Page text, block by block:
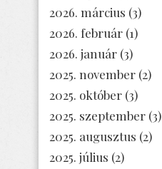
2026. március (3)
2026. február (1)
2026. január (3)
2025. november (2)
2025. október (3)
2025. szeptember (3)
2025. augusztus (2)
2025. július (2)